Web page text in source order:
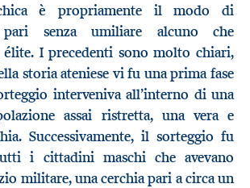
è propriamente il modo di
senza umiliare alcuno che
élite. I precedenti sono molto chiari,
storia ateniese vi fu una prima fase
interveniva all’interno di una
assai ristretta, una vera e
Successivamente, il sorteggio fu
i cittadini maschi che avevano
militare, una cerchia pari a circa un